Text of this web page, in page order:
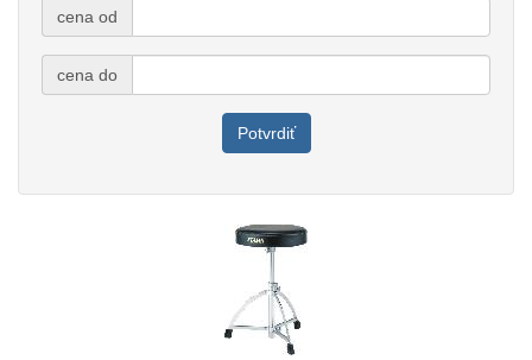
cena od
cena do
Potvrdiť